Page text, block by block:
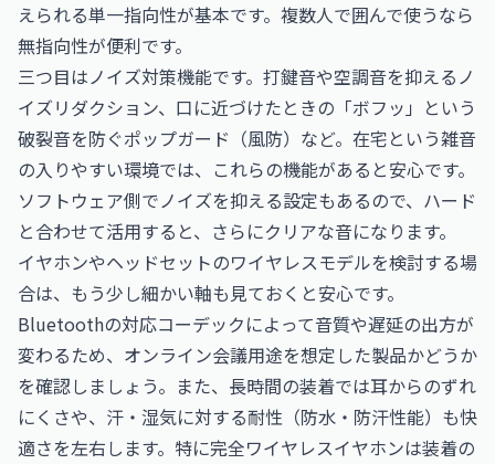
えられる単一指向性が基本です。複数人で囲んで使うなら
無指向性が便利です。
三つ目はノイズ対策機能です。打鍵音や空調音を抑えるノ
イズリダクション、口に近づけたときの「ボフッ」という
破裂音を防ぐポップガード（風防）など。在宅という雑音
の入りやすい環境では、これらの機能があると安心です。
ソフトウェア側でノイズを抑える設定もあるので、ハード
と合わせて活用すると、さらにクリアな音になります。
イヤホンやヘッドセットのワイヤレスモデルを検討する場
合は、もう少し細かい軸も見ておくと安心です。
Bluetoothの対応コーデックによって音質や遅延の出方が
変わるため、オンライン会議用途を想定した製品かどうか
を確認しましょう。また、長時間の装着では耳からのずれ
にくさや、汗・湿気に対する耐性（防水・防汗性能）も快
適さを左右します。特に完全ワイヤレスイヤホンは装着の